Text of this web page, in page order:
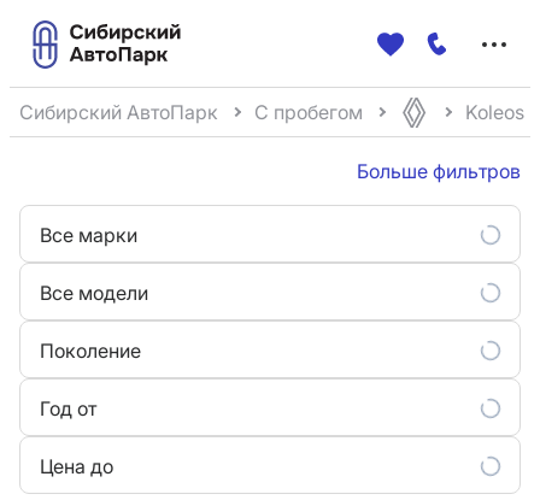
Сибирский АвтоПарк С пробегом Koleos
Больше фильтров
Все марки
Все модели
Поколение
Год от
Цена до